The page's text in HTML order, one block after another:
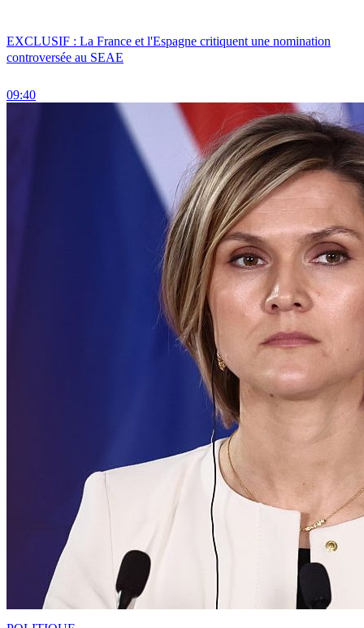
EXCLUSIF : La France et l'Espagne critiquent une nomination
controversée au SEAE
09:40